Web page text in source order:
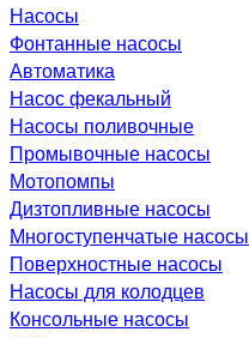
Насосы
Фонтанные насосы
Автоматика
Насос фекальный
Насосы поливочные
Промывочные насосы
Мотопомпы
Дизтопливные насосы
Многоступенчатые насосы
Поверхностные насосы
Насосы для колодцев
Консольные насосы